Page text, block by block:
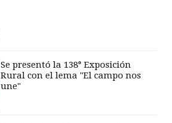
Se presentó la 138° Exposición
Rural con el lema "El campo nos
une"